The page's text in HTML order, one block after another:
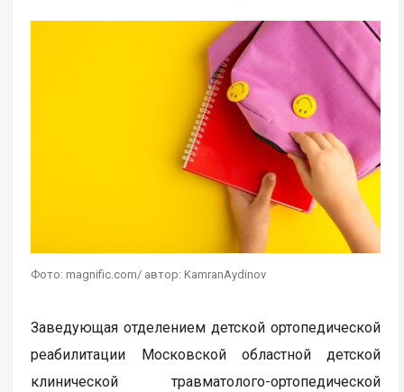
Фото: magnific.com/ автор: KamranAydinov
Заведующая отделением детской ортопедической
реабилитации Московской областной детской
клинической травматолого-ортопедической